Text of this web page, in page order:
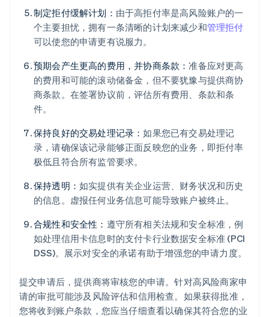
制定拒付缓解计划： 由于高拒付率是高风险账户的一
个主要担忧，拥有一条清晰的计划来减少和管理拒付
可以使您的申请更有说服力。
预期会产生更高的费用，并协商条款：准备应对更高
的费用和可能的滚动储备金，但不要犹豫与提供商协
商条款。在签署协议前，评估所有费用、条款和条
件。
保持良好的交易处理记录：如果您已有交易处理记
录，请确保该记录能够正面反映您的业务，即拒付率
极低且符合所有监管要求。
保持透明： 如实提供有关企业运营、财务状况和历史
的信息。虚报任何业务信息可能导致账户被终止。
合规性和安全性： 遵守所有相关法规和安全标准，例
如处理信用卡信息时的支付卡行业数据安全标准 (PCI
DSS)。展示对安全的承诺有助于增强您的申请力度。
提交申请后，提供商将审核您的申请。针对高风险商家申
请的审批可能涉及风险评估和信用检查。如果获得批准，
您将收到账户条款，您应当仔细查看以确保其符合您的业